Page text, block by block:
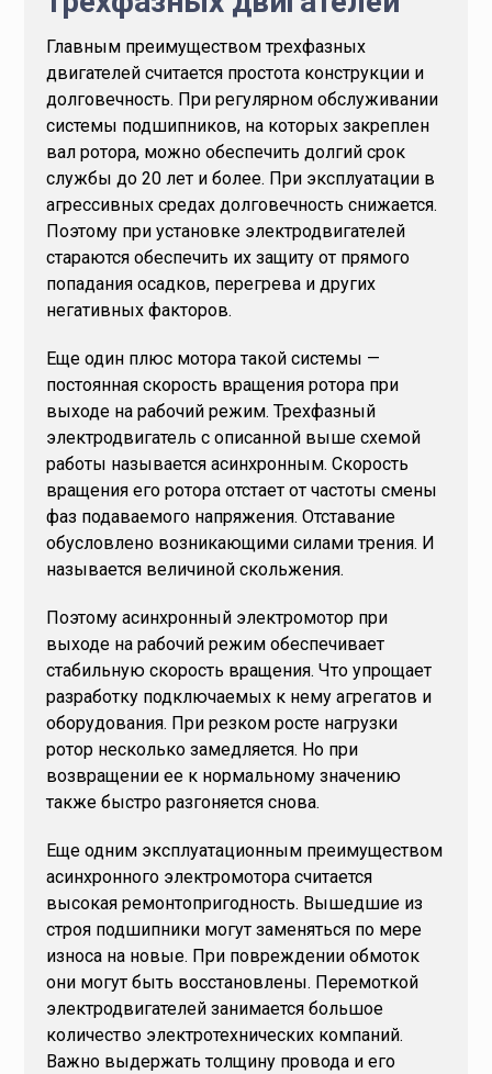
Главным преимуществом трехфазных
двигателей считается простота конструкции и
долговечность. При регулярном обслуживании
системы подшипников, на которых закреплен
вал ротора, можно обеспечить долгий срок
службы до 20 лет и более. При эксплуатации в
агрессивных средах долговечность снижается.
Поэтому при установке электродвигателей
стараются обеспечить их защиту от прямого
попадания осадков, перегрева и других
негативных факторов.
Еще один плюс мотора такой системы —
постоянная скорость вращения ротора при
выходе на рабочий режим. Трехфазный
электродвигатель с описанной выше схемой
работы называется асинхронным. Скорость
вращения его ротора отстает от частоты смены
фаз подаваемого напряжения. Отставание
обусловлено возникающими силами трения. И
называется величиной скольжения.
Поэтому асинхронный электромотор при
выходе на рабочий режим обеспечивает
стабильную скорость вращения. Что упрощает
разработку подключаемых к нему агрегатов и
оборудования. При резком росте нагрузки
ротор несколько замедляется. Но при
возвращении ее к нормальному значению
также быстро разгоняется снова.
Еще одним эксплуатационным преимуществом
асинхронного электромотора считается
высокая ремонтопригодность. Вышедшие из
строя подшипники могут заменяться по мере
износа на новые. При повреждении обмоток
они могут быть восстановлены. Перемоткой
электродвигателей занимается большое
количество электротехнических компаний.
Важно выдержать толщину провода и его